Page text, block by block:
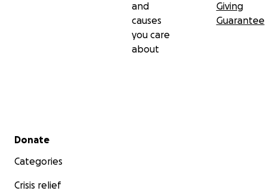
and
causes
you care
about
Giving
Guarantee
Secondary menu
Donate
Categories
Crisis relief